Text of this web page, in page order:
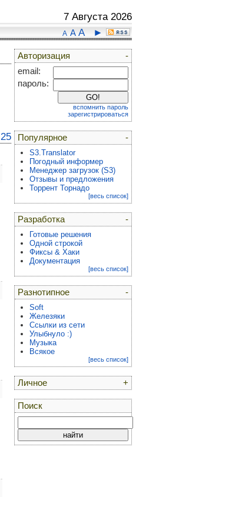
7 Августа 2026
A A A ►
25
-
Авторизация
email:
пароль:
вспомнить пароль
зарегистрироваться
-
Популярное
S3.Translator
Погодный информер
Менеджер загрузок (S3)
Отзывы и предложения
Торрент Торнадо
[весь список]
-
Разработка
Готовые решения
Одной строкой
Фиксы & Хаки
Документация
[весь список]
-
Разнотипное
Soft
Железяки
Ссылки из сети
Улыбнуло :)
Музыка
Всякое
[весь список]
+
Личное
Поиск